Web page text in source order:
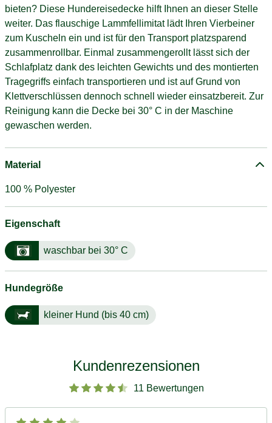
bieten? Diese Hundereisedecke hilft Ihnen an dieser Stelle
weiter. Das flauschige Lammfellimitat lädt Ihren Vierbeiner
zum Kuscheln ein und ist für den Transport platzsparend
zusammenrollbar. Einmal zusammengerollt lässt sich der
Schlafplatz dank des leichten Gewichts und des montierten
Tragegriffs einfach transportieren und ist auf Grund von
Klettverschlüssen dennoch schnell wieder einsatzbereit. Zur
Reinigung kann die Decke bei 30° C in der Maschine
gewaschen werden.
Material
100 % Polyester
Eigenschaft
waschbar bei 30° C
Hundegröße
kleiner Hund (bis 40 cm)
Kundenrezensionen
11 Bewertungen